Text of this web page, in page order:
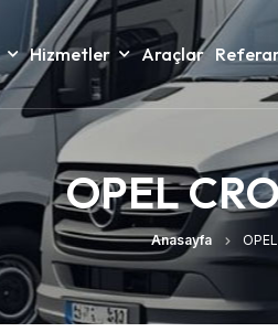
Hizmetler Araçlar
OPEL
Anasayfa